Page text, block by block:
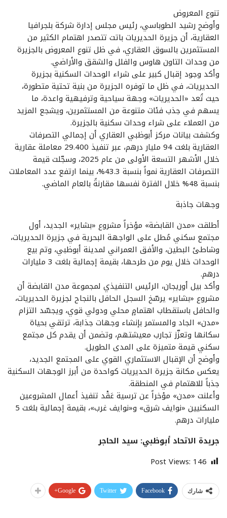
تنوع المعروض
وأوضح رشيد الطوباسي، رئيس مجلس إدارة شركة بلجرافيا
العقارية، أن جزيرة الحديريات باتت تتصدر اهتمام الكثير من
المستثمرين بالسوق العقاري، في ظل تنوع المعروض بالجزيرة
من وحدات التاون هاوس والفلل والشقق والأراضي.
وأكد وجود إقبال كبير على شراء الوحدات السكنية بجزيرة
الحديريات، في ظل ما توفره الجزيرة من بنية تحتية متطورة،
حيث تُعد «الحديريات» وجهة سياحية وترفيهية واعدة، ما
يسهم في جذب فئات متنوعة من المستثمرين، ويشجع المزيد
من العملاء على شراء وحدات سكنية بالجزيرة.
وكشفت بيانات مركز أبوظبي العقاري أن إجمالي التصرفات
العقارية بلغت 94 مليار درهم، عبر تنفيذ 29.400 معاملة عقارية
خلال الأشهر التسعة الأولى من عام 2025، وسجّلت قيمة
التصرفات العقارية نمواً بنسبة 43.3%، بينما ارتفع عدد المعاملات
بنسبة 48% خلال الفترة نفسها مقارنةً بالعام الماضي.
وجهات جاذبة
أطلقت «مدن القابضة» مؤخراً مشروع «بشاير» الجديد، أول
مجتمع سكني مُطل على الواجهة البحرية في جزيرة الحديريات،
وشاطئ البطين، والأفق العمراني لمدينة أبوظبي، وتم بيع
الوحدات خلال يوم من طرحها، بقيمة إجمالية بلغت 3 مليارات
درهم.
وأكد بيل أوريجان، الرئيس التنفيذي لمجموعة مدن القابضة أن
مشروع «بشاير» يرسّخ السجل الحافل بالنجاح لجزيرة الحديريات،
والحافل باستقطاب اهتمامٍ محلي ودولي قوي، ويجسّد التزام
«مدن» الجاد والمستمر بإنشاء وجهات جذابة، ترتقي بحياة
سكانها وتعزّز تجارب معيشتهم، وتضمن أن يقدم كل مجتمع
سكني قيمة متميزة على المدى الطويل.
وأوضح أن الإقبال الاستثماري القوي على المجتمع الجديد،
يعكس مكانة جزيرة الحديريات كواحدة من أبرز الوجهات السكنية
جذباً للاهتمام في المنطقة.
وأعلنت «مدن» مؤخراً عن ترسية عَقْد تنفيذ أعمال المشروعين
السكنيين «نوايف شرق» و«نوايف غرب»، بقيمة إجمالية بلغت 5
مليارات درهم.
جريدة الاتحاد أبوظبي: سيد الحاجر
Post Views: 146
شارك Facebook
Twitter
Google+